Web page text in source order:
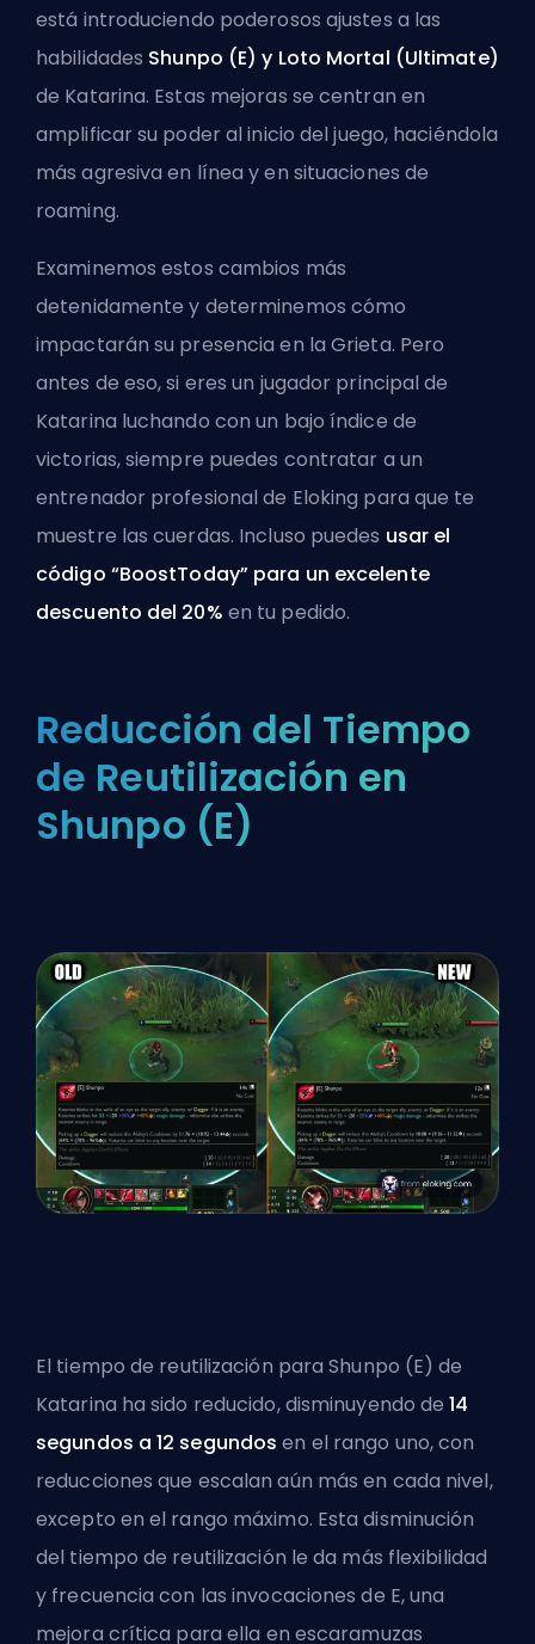
está introduciendo poderosos ajustes a las
habilidades Shunpo (E) y Loto Mortal (Ultimate)
de Katarina. Estas mejoras se centran en
amplificar su poder al inicio del juego, haciéndola
más agresiva en línea y en situaciones de
roaming.
Examinemos estos cambios más
detenidamente y determinemos cómo
impactarán su presencia en la Grieta. Pero
antes de eso, si eres un jugador principal de
Katarina luchando con un bajo índice de
victorias, siempre puedes contratar a un
entrenador profesional de Eloking para que te
muestre las cuerdas. Incluso puedes usar el
código “BoostToday” para un excelente
descuento del 20% en tu pedido.
Reducción del Tiempo
de Reutilización en
Shunpo (E)
El tiempo de reutilización para Shunpo (E) de
Katarina ha sido reducido, disminuyendo de14
segundos a 12 segundos en el rango uno, con
reducciones que escalan aún más en cada nivel,
excepto en el rango máximo. Esta disminución
del tiempo de reutilización le da más flexibilidad
y frecuencia con las invocaciones de E, una
mejora crítica para ella en escaramuzas